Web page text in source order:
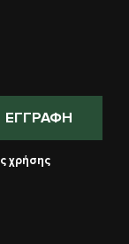
ΕΓΓΡΑΦΉ
χρήσης